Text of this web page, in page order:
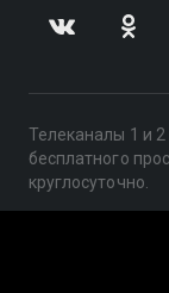
Телеканалы 1 и
бесплатного
круглосуточно.